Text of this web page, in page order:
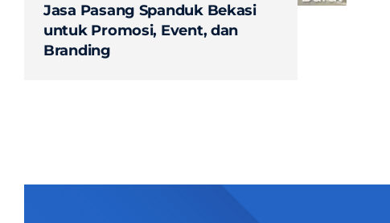
Jasa Pasang Spanduk Bekasi
untuk Promosi, Event, dan
Branding